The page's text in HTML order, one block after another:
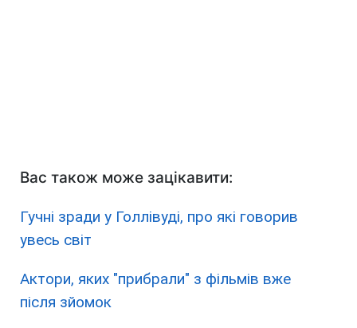
Вас також може зацікавити:
Гучні зради у Голлівуді, про які говорив
увесь світ
Актори, яких "прибрали" з фільмів вже
після зйомок